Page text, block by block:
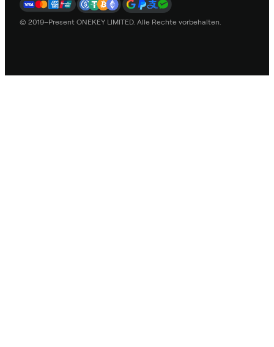
© 2019–Present ONEKEY LIMITED. Alle Rechte vorbehalten.